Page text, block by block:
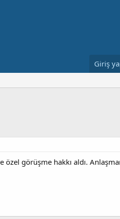
Giriş
görüşme hakkı aldı.